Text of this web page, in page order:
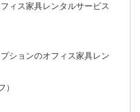
ィス家具レンタルサービス
ションのオフィス家具レン
）